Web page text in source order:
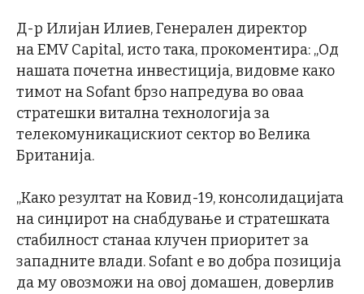
Д-р Илијан Илиев, Генерален директор
на EMV Capital, исто така, прокоментира: „Од
нашата почетна инвестиција, видовме како
тимот на Sofant брзо напредува во оваа
стратешки витална технологија за
телекомуникацискиот сектор во Велика
Британија.
„Како резултат на Ковид-19, консолидацијата
на синџирот на снабдување и стратешката
стабилност станаа клучен приоритет за
западните влади. Sofant е во добра позиција
да му овозможи на овој домашен, доверлив